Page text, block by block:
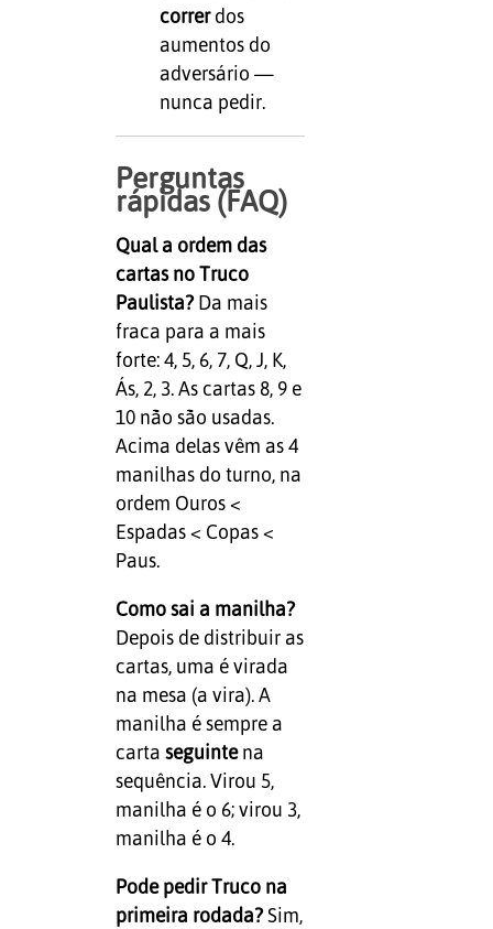
correrdos
aumentos do
adversário —
nunca pedir.
Perguntas
rápidas (FAQ)
Qual a ordem das
cartas no Truco
Paulista?Da mais
fraca para a mais
forte: 4, 5, 6, 7, Q, J, K,
Ás, 2, 3. As cartas 8, 9 e
10 não são usadas.
Acima delas vêm as 4
manilhas do turno, na
ordem Ouros <
Espadas < Copas <
Paus.
Como sai a manilha?
Depois de distribuir as
cartas, uma é virada
na mesa (a vira). A
manilha é sempre a
carta seguintena
sequência. Virou 5,
manilha é o 6; virou 3,
manilha é o 4.
Pode pedir Truco na
primeira rodada?Sim,